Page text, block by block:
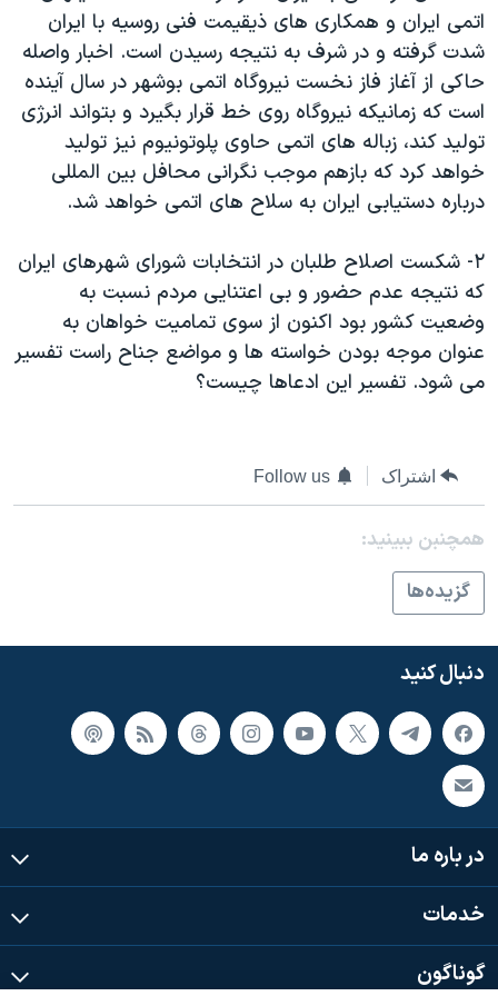
فرهنگ و زندگی
حقوق شهروندی
اقتصادی
علم و فناوری
اسرائیل در جنگ
آرشیو پخش زنده
مستندها
انتخابات ریاست جمهوری آمریکا ۲۰۲۴
حمله جمهوری اسلامی به اسرائیل
رمز مهسا
ورزش زنان در ایران
مجموعه مستندهای دادخواهی
تریبونال مردمی آبان ۹۸
دادگاه حمید نوری
چهل سال گروگان‌گیری
اسرائیل در جنگ
نرگس محمدی برنده جایزه نوبل صلح
همایش محافظه‌کاران آمریکا «سی‌پک»
سفر پرزیدنت ترامپ به چین
دنبال کنید
زبانهای مختلف
اتمی ايران و همکاری های ذيقيمت فنی روسيه با ايران
شدت گرفته و در شرف به نتيجه رسيدن است. اخبار واصله
حاکی از آغاز فاز نخست نيروگاه اتمی بوشهر در سال آينده
است که زمانيکه نيروگاه روی خط قرار بگيرد و بتواند انرژی
توليد کند، زباله های اتمی حاوی پلوتونيوم نيز توليد
خواهد کرد که بازهم موجب نگرانی محافل بين المللی
درباره دستيابی ايران به سلاح های اتمی خواهد شد.
۲- شکست اصلاح طلبان در انتخابات شورای شهرهای ايران
که نتيجه عدم حضور و بی اعتنايی مردم نسبت به
وضعيت کشور بود اکنون از سوی تماميت خواهان به
عنوان موجه بودن خواسته ها و مواضع جناح راست تفسير
می شود. تفسير اين ادعاها چيست؟
اشتراک Follow us
همچنبن ببینید:
گزيده‌ها
دنبال کنید
در باره ما
خدمات
گوناگون